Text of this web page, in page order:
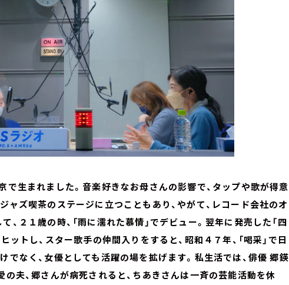
で生まれました。音楽好きなお母さんの影響で、タップや歌が得意
ャズ喫茶のステージに立つこともあり、やがて、レコード会社のオ
、２１歳の時、「雨に濡れた慕情」でデビュー。翌年に発売した「四
ットし、スター歌手の仲間入りをすると、昭和４７年、「喝采」で日
でなく、女優としても活躍の場を拡げます。私生活では、俳優 郷鍈
の夫、郷さんが病死されると、ちあきさんは一斉の芸能活動を休